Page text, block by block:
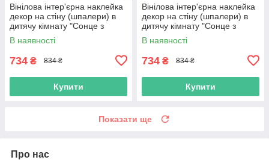
Вінілова інтер'єрна наклейка
декор на стіну (шпалери) в
дитячу кімнату "Сонце з
променями Sun" з Оракала
В наявності
734 ₴ 834 ₴
Купити
Вінілова інтер'єрна наклейка
декор на стіну (шпалери) в
дитячу кімнату "Сонце з
променями Sun" з Оракала
В наявності
734 ₴ 834 ₴
Купити
Показати ще
Про нас